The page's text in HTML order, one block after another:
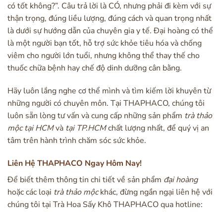
có tốt không?”. Câu trả lời là CÓ, nhưng phải đi kèm với sự
thận trọng, đúng liều lượng, đúng cách và quan trọng nhất
là dưới sự hướng dẫn của chuyên gia y tế. Đại hoàng có thể
là một người bạn tốt, hỗ trợ sức khỏe tiêu hóa và chống
viêm cho người lớn tuổi, nhưng không thể thay thế cho
thuốc chữa bệnh hay chế độ dinh dưỡng cân bằng.
Hãy luôn lắng nghe cơ thể mình và tìm kiếm lời khuyên từ
những người có chuyên môn. Tại THAPHACO, chúng tôi
luôn sẵn lòng tư vấn và cung cấp những sản phẩm trà thảo
mộc tại HCMvà tại TP.HCMchất lượng nhất, để quý vị an
tâm trên hành trình chăm sóc sức khỏe.
Liên Hệ THAPHACO Ngay Hôm Nay!
Để biết thêm thông tin chi tiết về sản phẩm đại hoàng
hoặc các loại trà thảo mộckhác, đừng ngần ngại liên hệ với
chúng tôi tại Trà Hoa Sấy Khô THAPHACO qua hotline: